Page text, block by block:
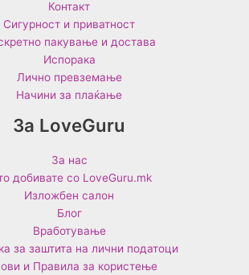
Контакт
Сигурност и приватност
пакување и достава
Испорака
Лично превземање
Начини за плаќање
За LoveGuru
За нас
добивате со LoveGuru.mk
Изложбен салон
Блог
Вработување
за заштита на лични податоци
и Правила за користење